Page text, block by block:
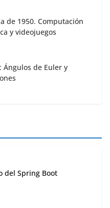
de 1950. Computación
y videojuegos
Ángulos de Euler y
del Spring Boot